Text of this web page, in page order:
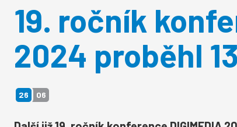
19. ročník
2024 proběhl
26 06